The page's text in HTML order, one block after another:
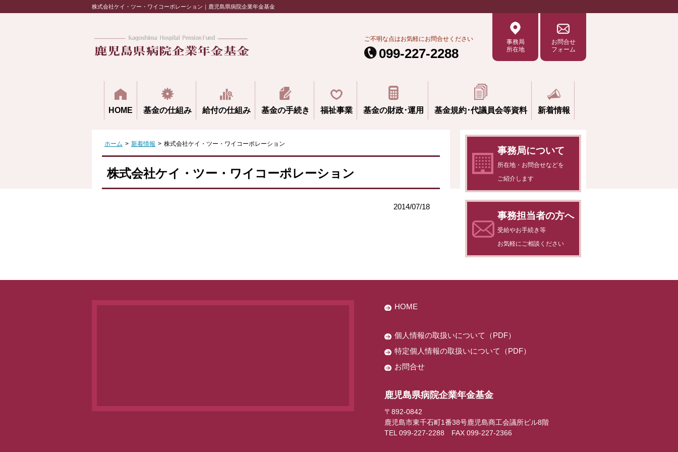
株式会社ケイ・ツー・ワイコーポレーション｜鹿児島県病院企業年金基金
ご不明な点はお気軽にお問合せください
099-227-2288
事務局
所在地
お問合せ
フォーム
HOME 基金の仕組み 給付の仕組み 基金の手続き 福祉事業 基金の財政･運用 基金規約･代議員会等資料 新着情報
ホーム > 新着情報 > 株式会社ケイ・ツー・ワイコーポレーション
株式会社ケイ・ツー・ワイコーポレーション
2014/07/18
事務局について
所在地・お問合せなどを
ご紹介します
事務担当者の方へ
受給やお手続き等
お気軽にご相談ください
HOME
個人情報の取扱いについて（PDF）
特定個人情報の取扱いについて（PDF）
お問合せ
鹿児島県病院企業年金基金
〒892-0842
鹿児島市東千石町1番38号鹿児島商工会議所ビル8階
TEL 099-227-2288 FAX 099-227-2366